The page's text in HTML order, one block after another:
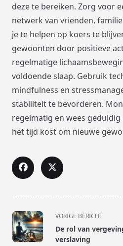
deze te bereiken. Zorg voor
netwerk van vrienden,
je te helpen op koers te
gewoonten door positieve
regelmatige
voldoende slaap. Gebruik
mindfulness en
stabiliteit te bevorderen.
regelmatig en wees
het tijd kost om nieuwe
<span
class="nav-
subtitle
VORIGE BERICHT
De rol van
verslaving